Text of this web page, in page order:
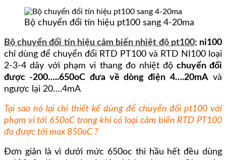
Bộ chuyển đổi tín hiệu pt100 sang 4-20ma
Bộ chuyển đổi tín hiệu cảm biến nhiệt độ pt100; ni100
chỉ dùng để chuyển đổi RTD PT100 và RTD NI100 loại
2-3-4 dây với phạm vi thang đo nhiệt độ chuyển đổi
được -200…..650oC đưa về dòng điện 4….20mAvà
ngược lại 20….4mA
Tại sao nó lại chỉ thiết kế dùng để chuyển đổi pt100 với
phạm vi tới 650oC trong khi có loại cảm biến RTD PT100
đo được tới max 850oC ?
Đơn giản là vì dưới mức 650oc thì hầu hết đều dùng